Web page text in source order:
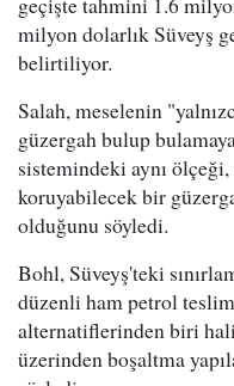
milyon dolarlık Süveyş
belirtiliyor.
Salah, meselenin
güzergah bulup
sistemindeki aynı
koruyabilecek bir
olduğunu söyledi.
Bohl, Süveyş'teki
düzenli ham petrol
alternatiflerinden biri
üzerinden boşaltma